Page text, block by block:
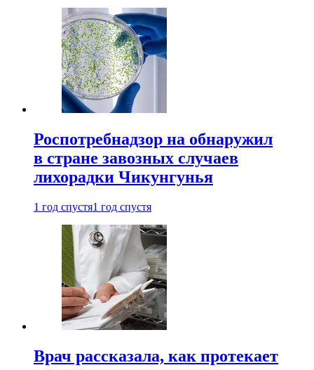
Роспотребнадзор на обнаружил
в стране завозных случаев
лихорадки Чикунгунья
1 год спустя1 год спустя
Врач рассказала, как протекает